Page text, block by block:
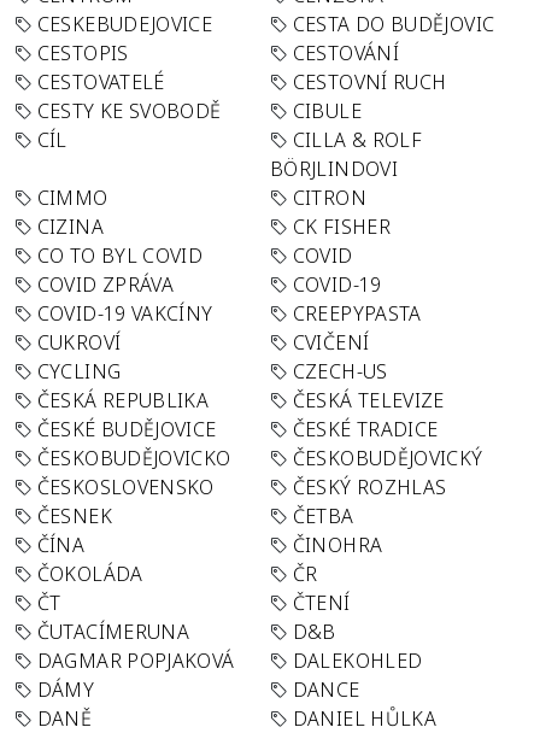
CESKEBUDEJOVICE
CESTA DO BUDĚJOVIC
CESTOPIS
CESTOVÁNÍ
CESTOVATELÉ
CESTOVNÍ RUCH
CESTY KE SVOBODĚ
CIBULE
CÍL
CILLA & ROLF
BÖRJLINDOVI
CIMMO
CITRON
CIZINA
CK FISHER
CO TO BYL COVID
COVID
COVID ZPRÁVA
COVID-19
COVID-19 VAKCÍNY
CREEPYPASTA
CUKROVÍ
CVIČENÍ
CYCLING
CZECH-US
ČESKÁ REPUBLIKA
ČESKÁ TELEVIZE
ČESKÉ BUDĚJOVICE
ČESKÉ TRADICE
ČESKOBUDĚJOVICKO
ČESKOBUDĚJOVICKÝ
ČESKOSLOVENSKO
ČESKÝ ROZHLAS
ČESNEK
ČETBA
ČÍNA
ČINOHRA
ČOKOLÁDA
ČR
ČT
ČTENÍ
ČUTACÍMERUNA
D&B
DAGMAR POPJAKOVÁ
DALEKOHLED
DÁMY
DANCE
DANĚ
DANIEL HŮLKA